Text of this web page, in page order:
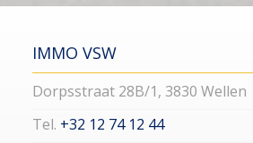
IMMO VSW
Dorpsstraat 28B/1, 3830 Wellen
Tel. +32 12 74 12 44​​​​​​​